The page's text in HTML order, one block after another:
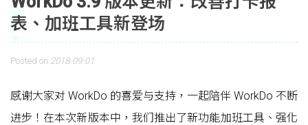
表、加班工具新登场
Posted on 2018-09-01
感谢大家对 WorkDo 的喜爱与支持，一起陪伴 WorkDo 不断
进步！在本次新版本中，我们推出了新功能加班工具、强化